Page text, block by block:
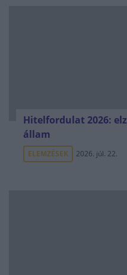
Hitelfordulat 2026:
állam
ELEMZÉSEK 2026. júl. 22.